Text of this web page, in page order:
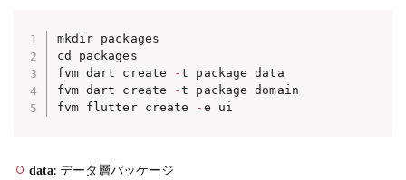
mkdir packages
cd packages
fvm dart create
-t package data
fvm dart create
-t package domain
fvm flutter create
- e ui
data: データ層パッケージ